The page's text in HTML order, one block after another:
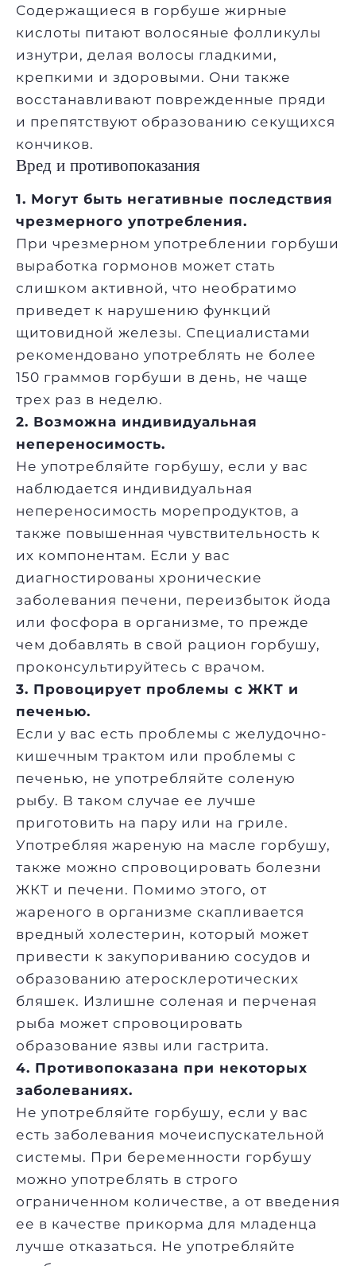
Содержащиеся в горбуше жирные
кислоты питают волосяные фолликулы
изнутри, делая волосы гладкими,
крепкими и здоровыми. Они также
восстанавливают поврежденные пряди
и препятствуют образованию секущихся
кончиков.
Вред и противопоказания
1. Могут быть негативные последствия
чрезмерного употребления.
При чрезмерном употреблении горбуши
выработка гормонов может стать
слишком активной, что необратимо
приведет к нарушению функций
щитовидной железы. Специалистами
рекомендовано употреблять не более
150 граммов горбуши в день, не чаще
трех раз в неделю.
2. Возможна индивидуальная
непереносимость.
Не употребляйте горбушу, если у вас
наблюдается индивидуальная
непереносимость морепродуктов, а
также повышенная чувствительность к
их компонентам. Если у вас
диагностированы хронические
заболевания печени, переизбыток йода
или фосфора в организме, то прежде
чем добавлять в свой рацион горбушу,
проконсультируйтесь с врачом.
3. Провоцирует проблемы с ЖКТ и
печенью.
Если у вас есть проблемы с желудочно-
кишечным трактом или проблемы с
печенью, не употребляйте соленую
рыбу. В таком случае ее лучше
приготовить на пару или на гриле.
Употребляя жареную на масле горбушу,
также можно спровоцировать болезни
ЖКТ и печени. Помимо этого, от
жареного в организме скапливается
вредный холестерин, который может
привести к закупориванию сосудов и
образованию атеросклеротических
бляшек. Излишне соленая и перченая
рыба может спровоцировать
образование язвы или гастрита.
4. Противопоказана при некоторых
заболеваниях.
Не употребляйте горбушу, если у вас
есть заболевания мочеиспускательной
системы. При беременности горбушу
можно употреблять в строго
ограниченном количестве, а от введения
ее в качестве прикорма для младенца
лучше отказаться. Не употребляйте